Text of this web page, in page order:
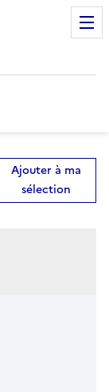
Ajouter à ma
sélection